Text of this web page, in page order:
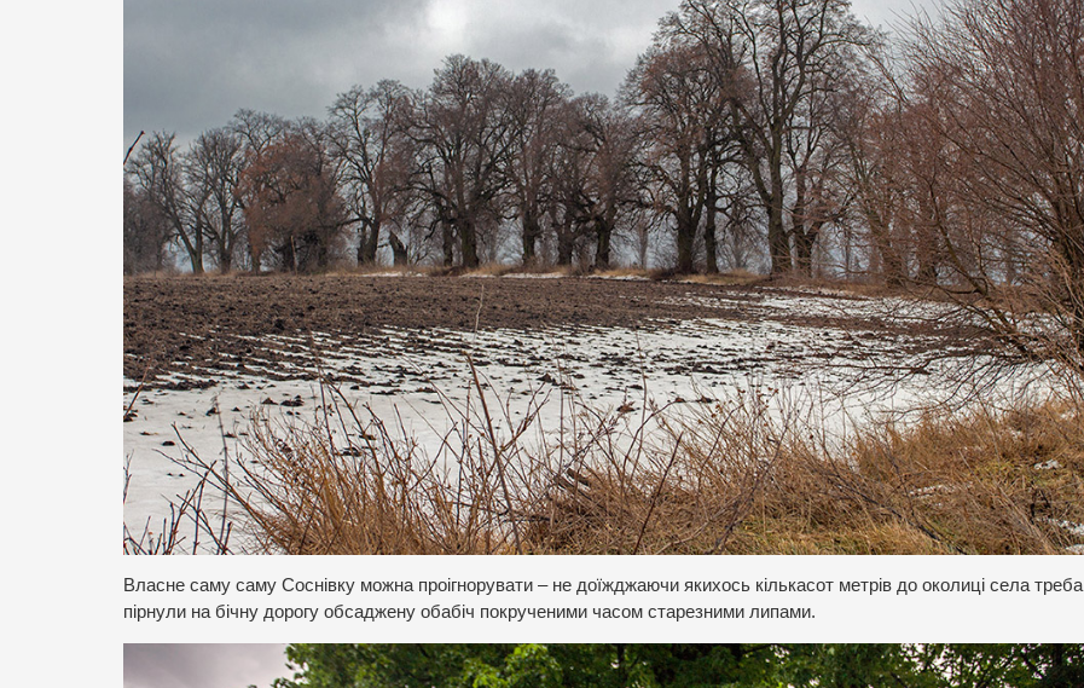
Власне саму саму Соснівку можна проігнорувати – не доїжджаючи якихось кількасот метрів до околиці села треба
пірнули на бічну дорогу обсаджену обабіч покрученими часом старезними липами.